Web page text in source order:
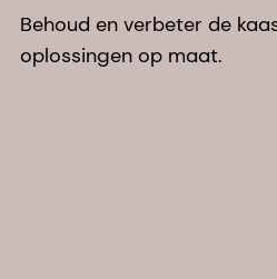
Behoud en verbeter de
oplossingen op maat.